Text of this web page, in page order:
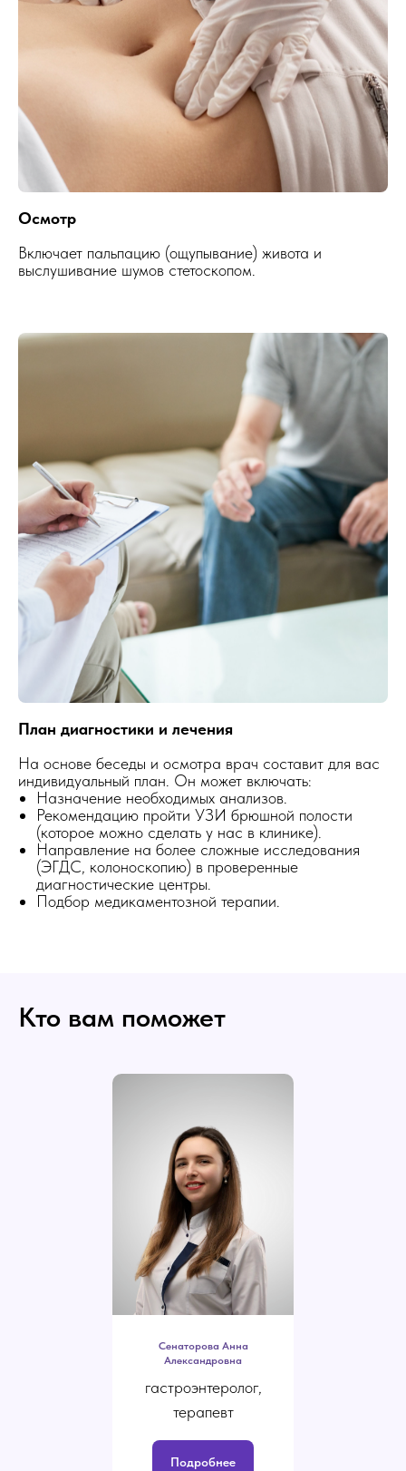
Осмотр
Включает пальпацию (ощупывание) живота и
выслушивание шумов стетоскопом.
План диагностики и лечения
На основе беседы и осмотра врач составит для вас
индивидуальный план. Он может включать:
Назначение необходимых анализов.
Рекомендацию пройти УЗИ брюшной полости
(которое можно сделать у нас в клинике).
Направление на более сложные исследования
(ЭГДС, колоноскопию) в проверенные
диагностические центры.
Подбор медикаментозной терапии.
Кто вам поможет
Сенаторова Анна
Александровна
гастроэнтеролог,
терапевт
Подробнее